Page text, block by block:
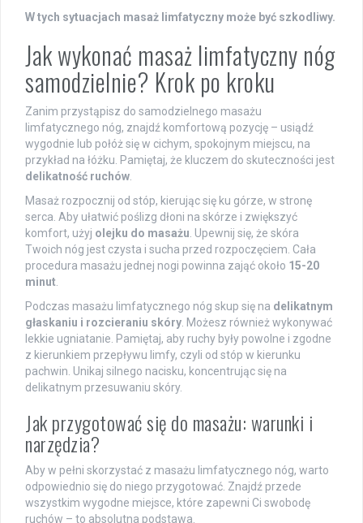
W tych sytuacjach masaż limfatyczny może być szkodliwy.
Jak wykonać masaż limfatyczny nóg
samodzielnie? Krok po kroku
Zanim przystąpisz do samodzielnego masażu
limfatycznego nóg, znajdź komfortową pozycję – usiądź
wygodnie lub połóż się w cichym, spokojnym miejscu, na
przykład na łóżku. Pamiętaj, że kluczem do skuteczności jest
delikatność ruchów
Masaż rozpocznij od stóp, kierując się ku górze, w stronę
serca. Aby ułatwić poślizg dłoni na skórze i zwiększyć
komfort, użyj olejku do masażu . Upewnij się, że skóra
Twoich nóg jest czysta i sucha przed rozpoczęciem. Cała
procedura masażu jednej nogi powinna zająć około 15-20
minut
Podczas masażu limfatycznego nóg skup się na delikatnym
głaskaniu i rozcieraniu skóry . Możesz również wykonywać
lekkie ugniatanie. Pamiętaj, aby ruchy były powolne i zgodne
z kierunkiem przepływu limfy, czyli od stóp w kierunku
pachwin. Unikaj silnego nacisku, koncentrując się na
delikatnym przesuwaniu skóry.
Jak przygotować się do masażu: warunki i
narzędzia?
Aby w pełni skorzystać z masażu limfatycznego nóg, warto
odpowiednio się do niego przygotować. Znajdź przede
wszystkim wygodne miejsce, które zapewni Ci swobodę
ruchów – to absolutna podstawa.